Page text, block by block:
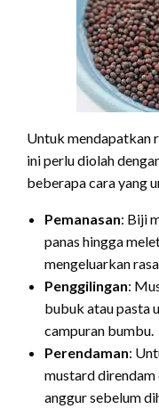
Untuk mendapatkan
ini perlu diolah
beberapa cara yang
Pemanasan: Biji
panas hingga
mengeluarkan
Penggilingan:
bubuk atau pasta
campuran bumbu.
Perendaman:
mustard direndam
anggur sebelum